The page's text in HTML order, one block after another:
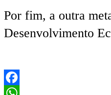
Por fim, a outra
Desenvolvimento